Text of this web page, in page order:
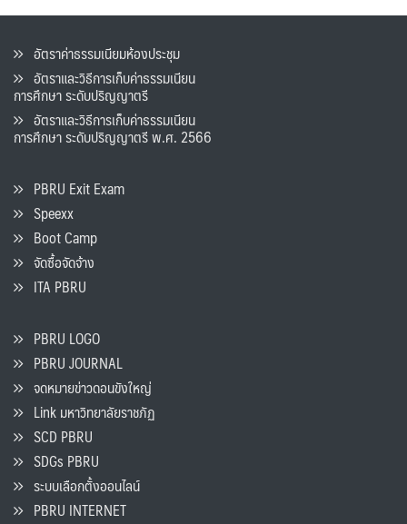
อัตราค่าธรรมเนียมห้องประชุม
อัตราและวิธีการเก็บค่าธรรมเนียน
การศึกษา ระดับปริญญาตรี
อัตราและวิธีการเก็บค่าธรรมเนียน
การศึกษา ระดับปริญญาตรี พ.ศ. 2566
PBRU Exit Exam
Speexx
Boot Camp
จัดซื้อจัดจ้าง
ITA PBRU
PBRU LOGO
PBRU JOURNAL
จดหมายข่าวดอนขังใหญ่
Link มหาวิทยาลัยราชภัฏ
SCD PBRU
SDGs PBRU
ระบบเลือกตั้งออนไลน์
PBRU INTERNET